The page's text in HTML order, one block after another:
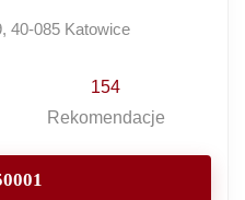
40-085 Katowice
154
Rekomendacje